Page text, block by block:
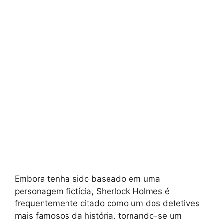
Embora tenha sido baseado em uma
personagem fictícia, Sherlock Holmes é
frequentemente citado como um dos detetives
mais famosos da história, tornando-se um